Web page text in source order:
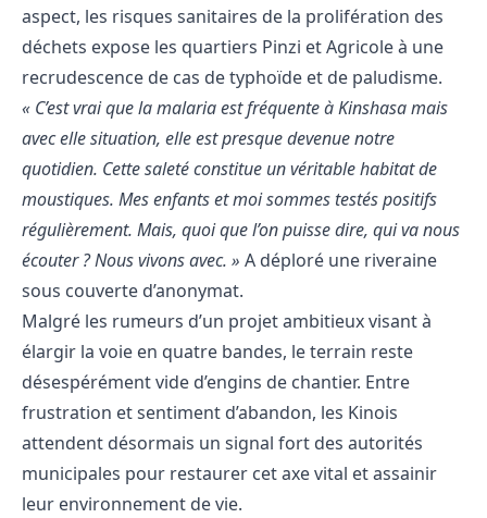
aspect, les risques sanitaires de la prolifération des
déchets expose les quartiers Pinzi et Agricole à une
recrudescence de cas de typhoïde et de paludisme.
« C’est vrai que la malaria est fréquente à Kinshasa mais
avec elle situation, elle est presque devenue notre
quotidien. Cette saleté constitue un véritable habitat de
moustiques. Mes enfants et moi sommes testés positifs
régulièrement. Mais, quoi que l’on puisse dire, qui va nous
écouter ? Nous vivons avec. » A déploré une riveraine
sous couverte d’anonymat.
​Malgré les rumeurs d’un projet ambitieux visant à
élargir la voie en quatre bandes, le terrain reste
désespérément vide d’engins de chantier. Entre
frustration et sentiment d’abandon, les Kinois
attendent désormais un signal fort des autorités
municipales pour restaurer cet axe vital et assainir
leur environnement de vie.